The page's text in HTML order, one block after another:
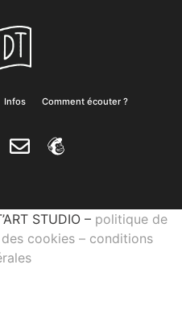
Infos Comment écouter ?
STUDIO – politique de
cookies– conditions